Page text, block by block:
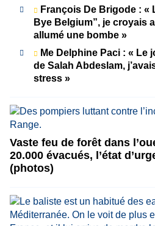
François De Brigode : «
Bye Belgium”, je croyais
allumé une bombe »
Me Delphine Paci : « Le
de Salah Abdeslam,
stress »
Vaste feu de forêt dans
20.000 évacués, l’état
(photos)